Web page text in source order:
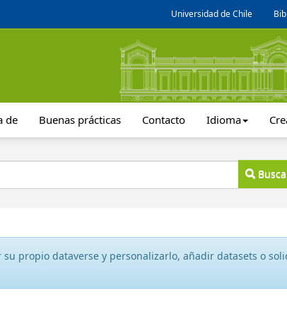
Universidad de Chile
de Buenas prácticas Contacto Idioma
propio dataverse y personalizarlo, añadir datasets o